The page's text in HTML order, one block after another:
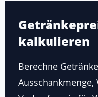
kalkulieren
Berechne